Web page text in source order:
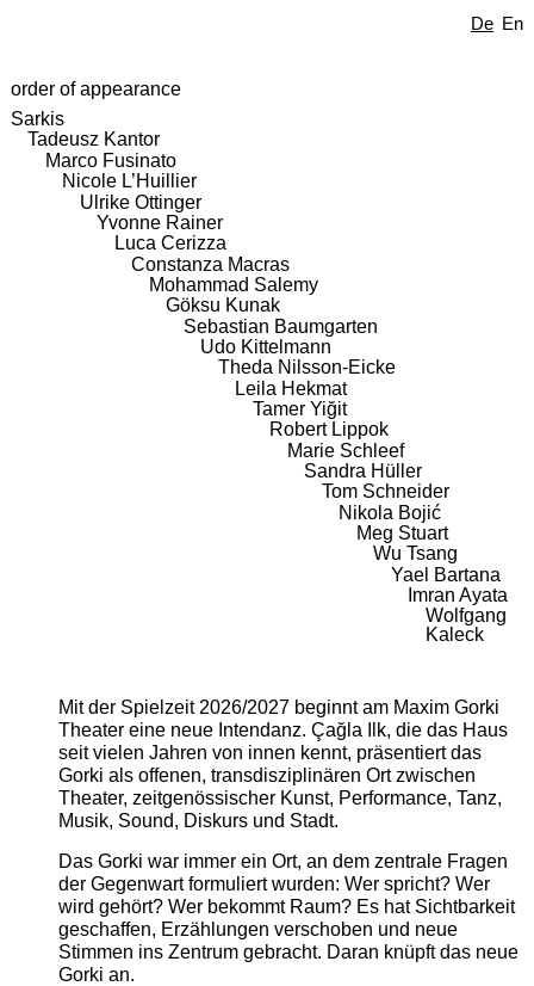
De En
order of appearance
Sarkis
Tadeusz Kantor
Marco Fusinato
Nicole L’Huillier
Ulrike Ottinger
Yvonne Rainer
Luca Cerizza
Constanza Macras
Mohammad Salemy
Göksu Kunak
Sebastian Baumgarten
Udo Kittelmann
Theda Nilsson-Eicke
Leila Hekmat
Tamer Yiğit
Robert Lippok
Marie Schleef
Sandra Hüller
Tom Schneider
Nikola Bojić
Meg Stuart
Wu Tsang
Yael Bartana
Imran Ayata
Wolfgang
Kaleck
Mit der Spielzeit 2026/2027 beginnt am Maxim Gorki
Theater eine neue Intendanz. Çağla Ilk, die das Haus
seit vielen Jahren von innen kennt, präsentiert das
Gorki als offenen, transdisziplinären Ort zwischen
Theater, zeitgenössischer Kunst, Performance, Tanz,
Musik, Sound, Diskurs und Stadt.
Das Gorki war immer ein Ort, an dem zentrale Fragen
der Gegenwart formuliert wurden: Wer spricht? Wer
wird gehört? Wer bekommt Raum? Es hat Sichtbarkeit
geschaffen, Erzählungen verschoben und neue
Stimmen ins Zentrum gebracht. Daran knüpft das neue
Gorki an.